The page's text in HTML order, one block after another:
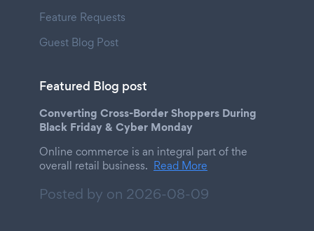
Feature Requests
Guest Blog Post
Featured Blog post
Converting Cross-Border Shoppers During
Black Friday & Cyber Monday
Online commerce is an integral part of the
overall retail business. Read More
Posted by on 2026-08-09